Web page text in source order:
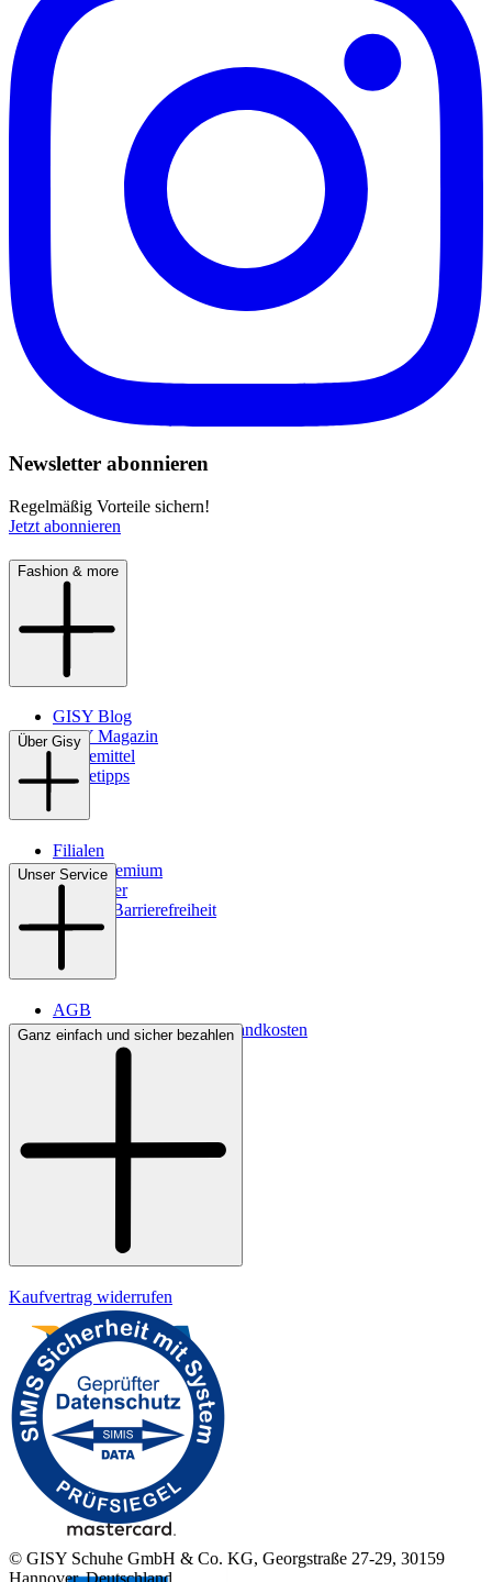
Newsletter abonnieren
Regelmäßig Vorteile sichern!
Jetzt abonnieren
Fashion & more
GISY Blog
GISY Magazin
Pflegemittel
Pflegetipps
Über Gisy
Filialen
WMS-Premium
Newsletter
Digitale Barrierefreiheit
Unser Service
AGB
Lieferbedingungen & Versandkosten
Bezahlung
Ganz einfach und sicher bezahlen
Kaufvertrag widerrufen
© GISY Schuhe GmbH & Co. KG, Georgstraße 27-29, 30159
Hannover, Deutschland